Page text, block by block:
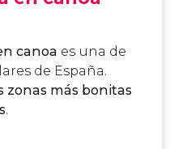
canoa es una de
de España.
zonas más bonitas
.